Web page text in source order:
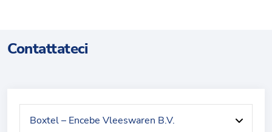
Contattateci